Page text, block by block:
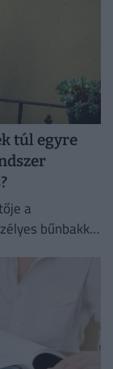
túl egyre
a
bűnbakká